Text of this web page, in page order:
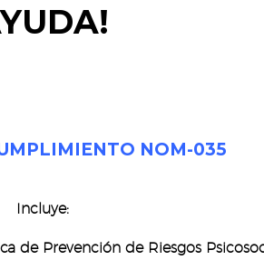
!
NOM-035
Incluye:
de Prevención de Riesgos